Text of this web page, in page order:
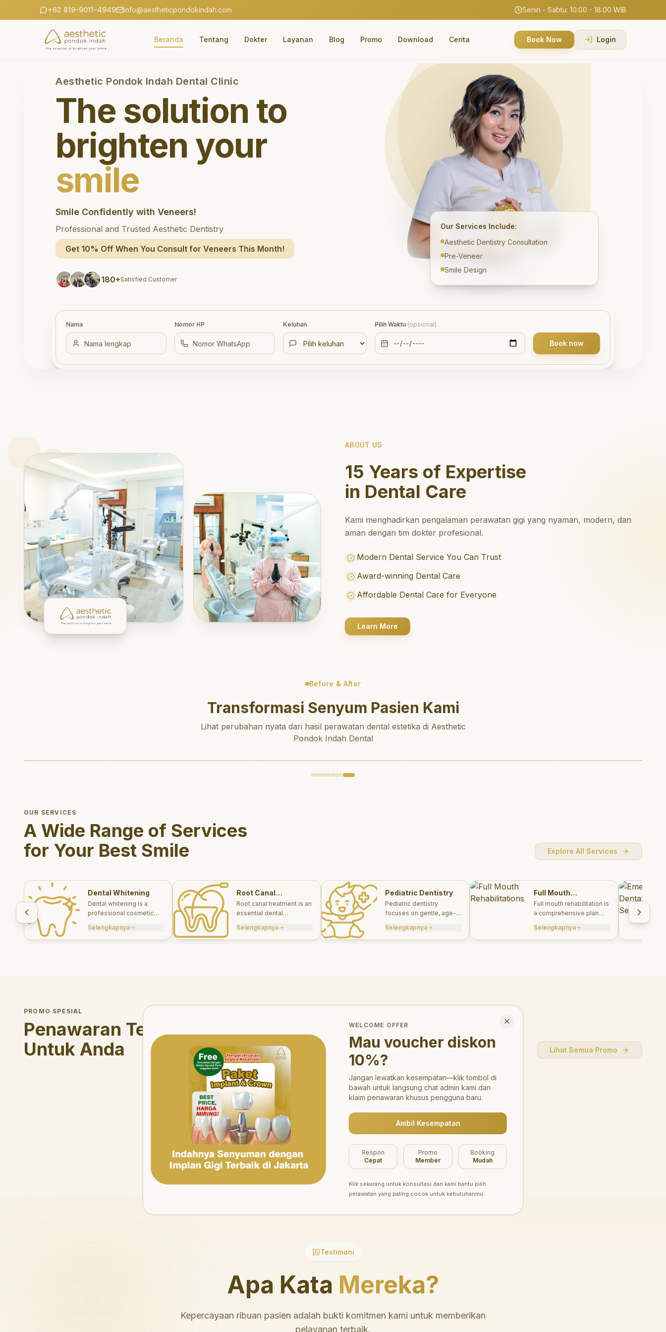
+62 819-9011-4949 info@aestheticpondokindah.com Senin - Sabtu: 10:00 - 18:00 WIB
Beranda Tentang Dokter Layanan Blog Promo Download Cerita Book Now Login
Aesthetic Pondok Indah Dental Clinic
The solution to
brighten your
smile
Smile Confidently with Veneers!
Professional and Trusted Aesthetic Dentistry
Get 10% Off When You Consult for Veneers This Month!
180+Satisfied Customer
Our Services Include:
Aesthetic Dentistry Consultation
Pre-Veneer
Smile Design
Nama Nomor HP Keluhan Pilih Waktu (opsional)
Book now
ABOUT US
15 Years of Expertise
in Dental Care
Kami menghadirkan pengalaman perawatan gigi yang nyaman, modern, dan
aman dengan tim dokter profesional.
Modern Dental Service You Can Trust
Award-winning Dental Care
Affordable Dental Care for Everyone
Learn More
Before & After
Transformasi Senyum Pasien Kami
Lihat perubahan nyata dari hasil perawatan dental estetika di Aesthetic
Pondok Indah Dental
OUR SERVICES
A Wide Range of Services
for Your Best Smile
Explore All Services
Dental Whitening
Dental whitening is a
professional cosmetic
brighten your smile safely
and effectively.
Selengkapnya
Root Canal
Treatments
Root canal treatment is an
essential dental
save a tooth that has
been severely damaged
Selengkapnya
Pediatric Dentistry
Pediatric dentistry
focuses on gentle, age-
for infants, children, and
teens.
Selengkapnya
Full Mouth
Rehabilitations
Full mouth rehabilitation is
a comprehensive plan
aesthetic treatments to
rebuild function, comfort,
Selengkapnya
PROMO SPESIAL
Penawaran Terbatas
Untuk Anda
Lihat Semua Promo
Belum ada promo tersedia saat ini.
Testimoni
Apa Kata Mereka?
Kepercayaan ribuan pasien adalah bukti komitmen kami untuk memberikan
pelayanan terbaik.
Welcome Offer
WELCOME OFFER
Mau voucher diskon
10%?
Jangan lewatkan kesempatan—klik tombol di
bawah untuk langsung chat admin kami dan
klaim penawaran khusus pengguna baru.
Ambil Kesempatan
Respon
Cepat
Promo
Member
Booking
Mudah
Klik sekarang untuk konsultasi dan kami bantu pilih
perawatan yang paling cocok untuk kebutuhanmu.
Close